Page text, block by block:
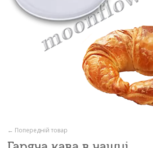
← Попередній товар